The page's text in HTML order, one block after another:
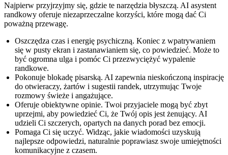
Najpierw przyjrzyjmy się, gdzie te narzędzia błyszczą. AI asystent
randkowy oferuje niezaprzeczalne korzyści, które mogą dać Ci
poważną przewagę.
Oszczędza czas i energię psychiczną. Koniec z wpatrywaniem
się w pusty ekran i zastanawianiem się, co powiedzieć. Może to
być ogromna ulga i pomóc Ci przezwyciężyć wypalenie
randkowe.
Pokonuje blokadę pisarską. AI zapewnia nieskończoną inspirację
do otwieraczy, żartów i sugestii randek, utrzymując Twoje
rozmowy świeże i angażujące.
Oferuje obiektywne opinie. Twoi przyjaciele mogą być zbyt
uprzejmi, aby powiedzieć Ci, że Twój opis jest żenujący. AI
udzieli Ci szczerych, opartych na danych porad bez emocji.
Pomaga Ci się uczyć. Widząc, jakie wiadomości uzyskują
najlepsze odpowiedzi, naturalnie poprawiasz swoje umiejętności
komunikacyjne z czasem.